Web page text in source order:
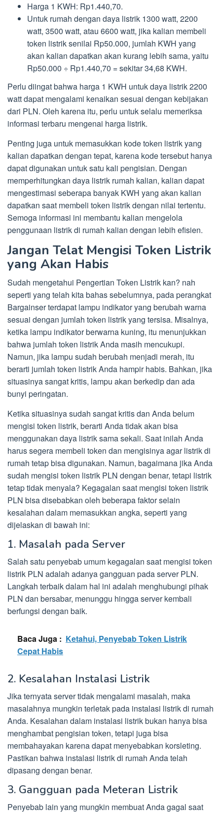
Harga 1 KWH: Rp1.440,70.
Untuk rumah dengan daya listrik 1300 watt, 2200
watt, 3500 watt, atau 6600 watt, jika kalian membeli
token listrik senilai Rp50.000, jumlah KWH yang
akan kalian dapatkan akan kurang lebih sama, yaitu
Rp50.000 ÷ Rp1.440,70 = sekitar 34,68 KWH.
Perlu diingat bahwa harga 1 KWH untuk daya listrik 2200
watt dapat mengalami kenaikan sesuai dengan kebijakan
dari PLN. Oleh karena itu, perlu untuk selalu memeriksa
informasi terbaru mengenai harga listrik.
Penting juga untuk memasukkan kode token listrik yang
kalian dapatkan dengan tepat, karena kode tersebut hanya
dapat digunakan untuk satu kali pengisian. Dengan
memperhitungkan daya listrik rumah kalian, kalian dapat
mengestimasi seberapa banyak KWH yang akan kalian
dapatkan saat membeli token listrik dengan nilai tertentu.
Semoga informasi ini membantu kalian mengelola
penggunaan listrik di rumah kalian dengan lebih efisien.
Jangan Telat Mengisi Token Listrik
yang Akan Habis
Sudah mengetahui Pengertian Token Listrik kan? nah
seperti yang telah kita bahas sebelumnya, pada perangkat
Bargainser terdapat lampu indikator yang berubah warna
sesuai dengan jumlah token listrik yang tersisa. Misalnya,
ketika lampu indikator berwarna kuning, itu menunjukkan
bahwa jumlah token listrik Anda masih mencukupi.
Namun, jika lampu sudah berubah menjadi merah, itu
berarti jumlah token listrik Anda hampir habis. Bahkan, jika
situasinya sangat kritis, lampu akan berkedip dan ada
bunyi peringatan.
Ketika situasinya sudah sangat kritis dan Anda belum
mengisi token listrik, berarti Anda tidak akan bisa
menggunakan daya listrik sama sekali. Saat inilah Anda
harus segera membeli token dan mengisinya agar listrik di
rumah tetap bisa digunakan. Namun, bagaimana jika Anda
sudah mengisi token listrik PLN dengan benar, tetapi listrik
tetap tidak menyala? Kegagalan saat mengisi token listrik
PLN bisa disebabkan oleh beberapa faktor selain
kesalahan dalam memasukkan angka, seperti yang
dijelaskan di bawah ini:
1. Masalah pada Server
Salah satu penyebab umum kegagalan saat mengisi token
listrik PLN adalah adanya gangguan pada server PLN.
Langkah terbaik dalam hal ini adalah menghubungi pihak
PLN dan bersabar, menunggu hingga server kembali
berfungsi dengan baik.
Baca Juga : Ketahui, Penyebab Token Listrik
Cepat Habis
2. Kesalahan Instalasi Listrik
Jika ternyata server tidak mengalami masalah, maka
masalahnya mungkin terletak pada instalasi listrik di rumah
Anda. Kesalahan dalam instalasi listrik bukan hanya bisa
menghambat pengisian token, tetapi juga bisa
membahayakan karena dapat menyebabkan korsleting.
Pastikan bahwa instalasi listrik di rumah Anda telah
dipasang dengan benar.
3. Gangguan pada Meteran Listrik
Penyebab lain yang mungkin membuat Anda gagal saat